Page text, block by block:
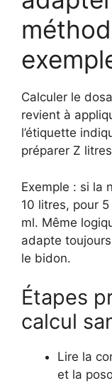
Calculer le
revient à
l’étiquette
préparer Z
Exemple : si la
10 litres, pour
ml. Même
adapte
le bidon.
Étapes
calcul
Lire la
et la